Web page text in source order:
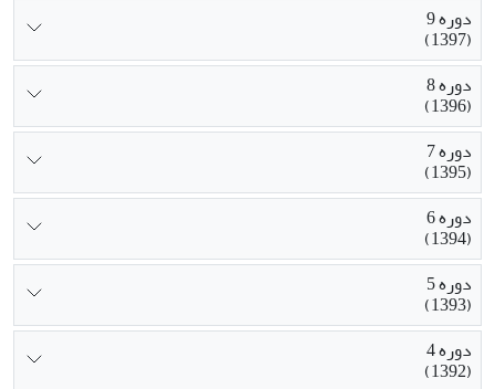
دوره 9
(1397)
دوره 8
(1396)
دوره 7
(1395)
دوره 6
(1394)
دوره 5
(1393)
دوره 4
(1392)